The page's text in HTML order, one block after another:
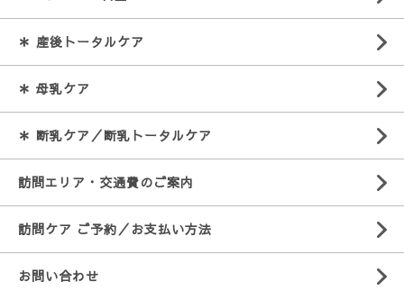
＊ 産後トータルケア
＊ 母乳ケア
＊ 断乳ケア／断乳トータルケア
訪問エリア・交通費のご案内
訪問ケア ご予約／お支払い方法
お問い合わせ